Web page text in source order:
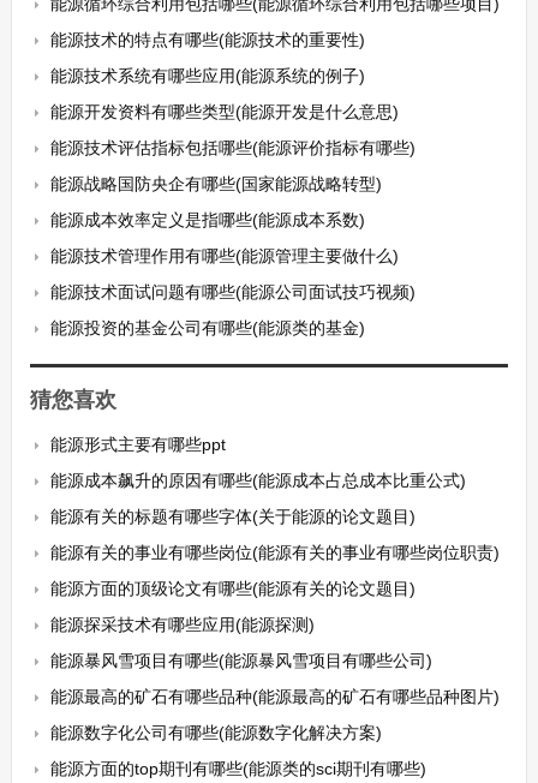
能源技术的特点有哪些(能源技术的重要性)
能源技术系统有哪些应用(能源系统的例子)
能源开发资料有哪些类型(能源开发是什么意思)
能源技术评估指标包括哪些(能源评价指标有哪些)
能源战略国防央企有哪些(国家能源战略转型)
能源成本效率定义是指哪些(能源成本系数)
能源技术管理作用有哪些(能源管理主要做什么)
能源技术面试问题有哪些(能源公司面试技巧视频)
能源投资的基金公司有哪些(能源类的基金)
猜您喜欢
能源形式主要有哪些ppt
能源成本飙升的原因有哪些(能源成本占总成本比重公式)
能源有关的标题有哪些字体(关于能源的论文题目)
能源有关的事业有哪些岗位(能源有关的事业有哪些岗位职责)
能源方面的顶级论文有哪些(能源有关的论文题目)
能源探采技术有哪些应用(能源探测)
能源暴风雪项目有哪些(能源暴风雪项目有哪些公司)
能源最高的矿石有哪些品种(能源最高的矿石有哪些品种图片)
能源数字化公司有哪些(能源数字化解决方案)
能源方面的top期刊有哪些(能源类的sci期刊有哪些)